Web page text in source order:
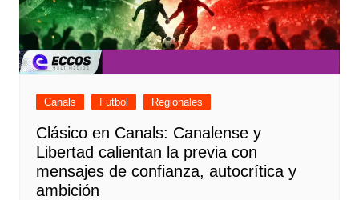
Canals Futbol Regionales
Clásico en Canals: Canalense y
Libertad calientan la previa con
mensajes de confianza, autocrítica y
ambición